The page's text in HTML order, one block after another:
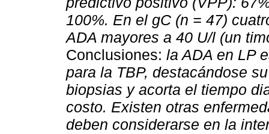
100%. En el gC (n = 47)
ADA mayores a 40 U/l (un
Conclusiones: la ADA en LP
para la TBP, destacándose
biopsias y acorta el tiempo
costo. Existen otras
deben considerarse en la